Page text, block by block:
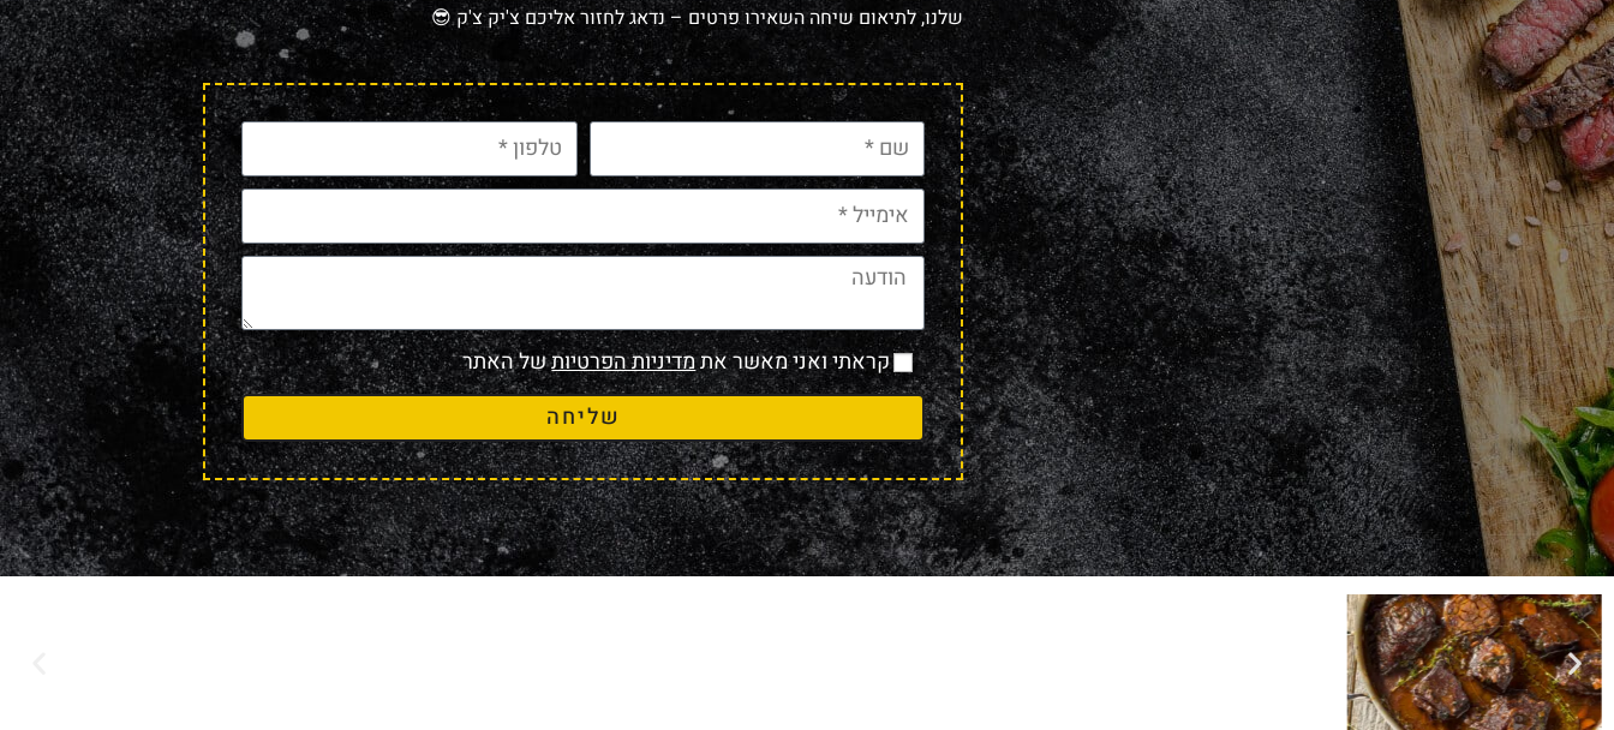
שלנו, לתיאום שיחה השאירו פרטים – נדאג לחזור אליכם צ'יק צ'ק 😎
קראתי ואני מאשר אתמדיניות הפרטיותשל האתר
שליחה